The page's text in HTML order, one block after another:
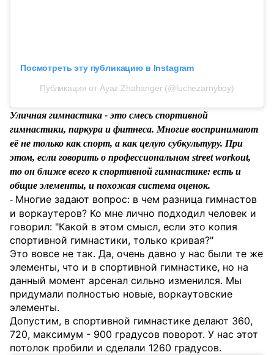
Посмотреть эту публикацию в Instagram
Публикация от Ayaz Zhahanger (@luchezarnyboy)
Уличная гимнастика - это смесь спортивной
гимнастики, паркура и фитнеса. Многие воспринимают
её не только как спорт, а как целую субкультуру. При
этом, если говорить о профессиональном street workout,
то он ближе всего к спортивной гимнастике: есть и
общие элементы, и похожая система оценок.
- Многие задают вопрос: в чем разница гимнастов
и воркаутеров? Ко мне лично подходил человек и
говорил: "Какой в этом смысл, если это копия
спортивной гимнастики, только кривая?"
Это вовсе не так. Да, очень давно у нас были те же
элементы, что и в спортивной гимнастике, но на
данный момент арсенал сильно изменился. Мы
придумали полностью новые, воркаутовские
элементы.
Допустим, в спортивной гимнастике делают 360,
720, максимум - 900 градусов поворот. У нас этот
потолок пробили и сделали 1260 градусов.